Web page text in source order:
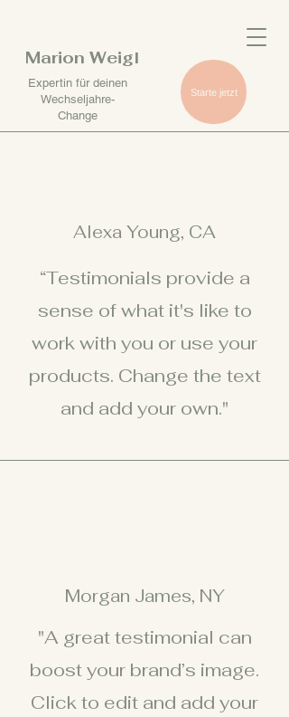
Marion Weigl
Expertin für deinen
Wechseljahre-
Change
Starte jetzt
Alexa Young, CA
“Testimonials provide a
sense of what it's like to
work with you or use your
products. Change the text
and add your own."
Morgan James, NY
"A great testimonial can
boost your brand’s image.
Click to edit and add your